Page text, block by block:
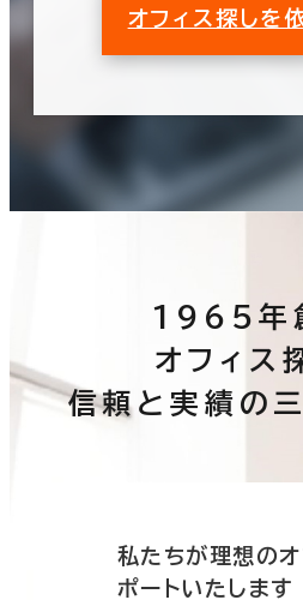
オフィス探しを
1965年
オフィス
信頼と実績の
私たちが理想の
ポートいたします